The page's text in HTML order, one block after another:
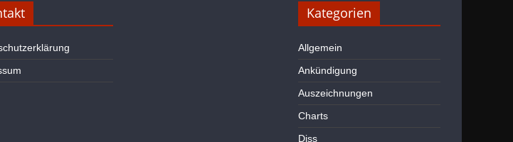
Kategorien
Allgemein
Ankündigung
Auszeichnungen
Charts
Diss